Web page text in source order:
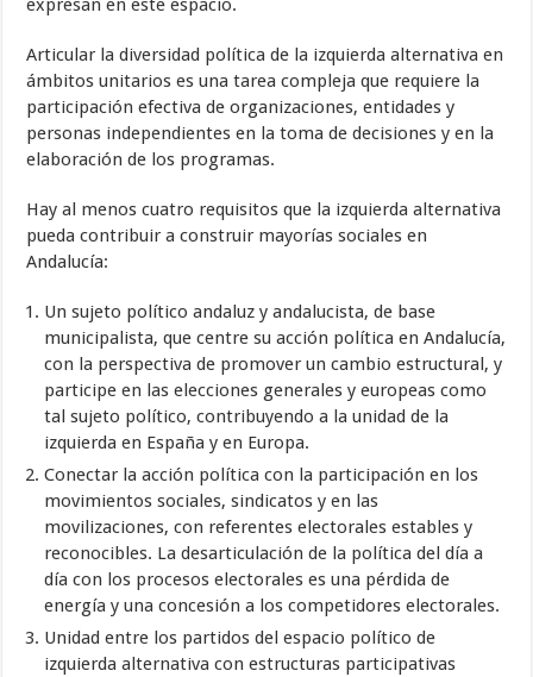
Articular la diversidad política de la izquierda alternativa en
ámbitos unitarios es una tarea compleja que requiere la
participación efectiva de organizaciones, entidades y
personas independientes en la toma de decisiones y en la
elaboración de los programas.
Hay al menos cuatro requisitos que la izquierda alternativa
pueda contribuir a construir mayorías sociales en
Andalucía:
Un sujeto político andaluz y andalucista, de base
municipalista, que centre su acción política en Andalucía,
con la perspectiva de promover un cambio estructural, y
participe en las elecciones generales y europeas como
tal sujeto político, contribuyendo a la unidad de la
izquierda en España y en Europa.
Conectar la acción política con la participación en los
movimientos sociales, sindicatos y en las
movilizaciones, con referentes electorales estables y
reconocibles. La desarticulación de la política del día a
día con los procesos electorales es una pérdida de
energía y una concesión a los competidores electorales.
Unidad entre los partidos del espacio político de
izquierda alternativa con estructuras participativas